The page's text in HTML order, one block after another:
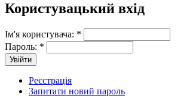
Користувацький вхід
Ім'я користувача: *
Пароль: *
Реєстрація
Запитати новий пароль